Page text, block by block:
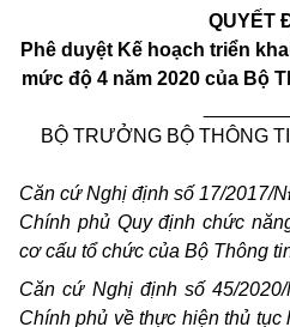
QUYẾT
Phê duyệt Kế hoạch triển
mức độ 4 năm 2020 của Bộ
BỘ TRƯỞNG BỘ THÔNG
Căn cứ Nghị định số 17/2017/
Chính phủ Quy định chức
cơ cấu tổ chức của Bộ Thông
Căn cứ Nghị định số 45/
Chính phủ về thực hiện thủ